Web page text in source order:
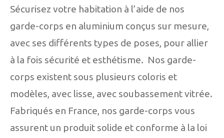
Sécurisez votre habitation à l’aide de nos
garde-corps en aluminium conçus sur mesure,
avec ses différents types de poses, pour allier
à la fois sécurité et esthétisme. Nos garde-
corps existent sous plusieurs coloris et
modèles, avec lisse, avec soubassement vitrée.
Fabriqués en France, nos garde-corps vous
assurent un produit solide et conforme à la loi